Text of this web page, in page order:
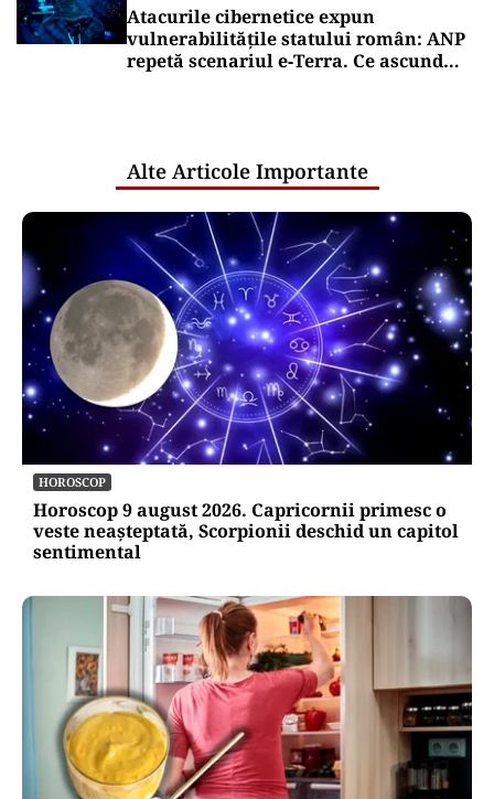
Atacurile cibernetice expun
vulnerabilitățile statului român: ANP
repetă scenariul e‑Terra. Ce ascund
Alte Articole Importante
HOROSCOP
Horoscop 9 august 2026. Capricornii primesc o
veste neașteptată, Scorpionii deschid un capitol
sentimental